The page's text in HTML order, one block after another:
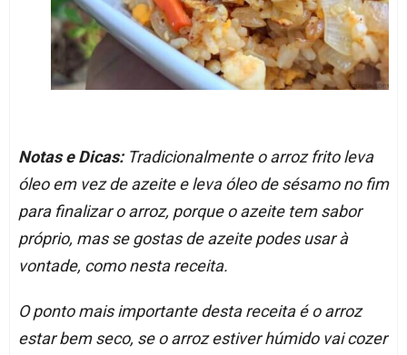
Notas e Dicas:Tradicionalmente o arroz frito leva
óleo em vez de azeite e leva óleo de sésamo no fim
para finalizar o arroz, porque o azeite tem sabor
próprio, mas se gostas de azeite podes usar à
vontade, como nesta receita.
O ponto mais importante desta receita é o arroz
estar bem seco, se o arroz estiver húmido vai cozer